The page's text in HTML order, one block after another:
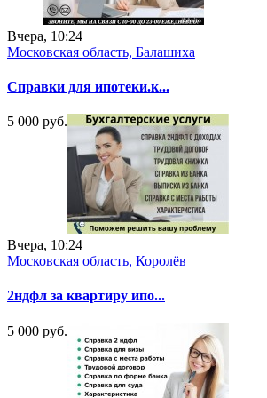
Вчера, 10:24
Московская область, Балашиха
Справки для ипотеки.к...
5 000 руб.
Вчера, 10:24
Московская область, Королёв
2ндфл за квартиру ипо...
5 000 руб.